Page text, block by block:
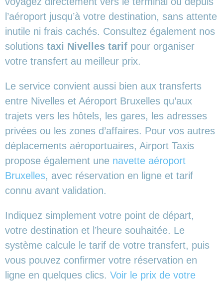
l’aéroport jusqu’à votre destination, sans attente
inutile ni frais cachés. Consultez également nos
solutions taxi Nivelles tarif pour organiser
votre transfert au meilleur prix.
Le service convient aussi bien aux transferts
entre Nivelles et Aéroport Bruxelles qu’aux
trajets vers les hôtels, les gares, les adresses
privées ou les zones d’affaires. Pour vos autres
déplacements aéroportuaires, Airport Taxis
propose également une navette aéroport
Bruxelles, avec réservation en ligne et tarif
connu avant validation.
Indiquez simplement votre point de départ,
votre destination et l’heure souhaitée. Le
système calcule le tarif de votre transfert, puis
vous pouvez confirmer votre réservation en
ligne en quelques clics. Voir le prix de votre